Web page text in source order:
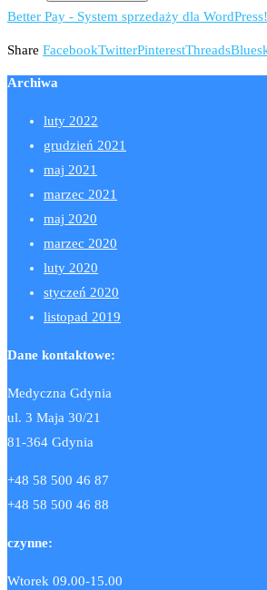
Better Pay - System sprzedaży dla WordPress!
Share FacebookTwitterPinterestThreads
Archiwa
luty 2022
grudzień 2021
maj 2021
marzec 2021
maj 2020
marzec 2020
luty 2020
styczeń 2020
listopad 2019
Dane kontaktowe:
Medyczna Gdynia
ul. 3 Maja 30/21
81-364 Gdynia
+48 58 500 46 87
+48 58 500 46 88
czynne:
Wtorek 09.00-15.00